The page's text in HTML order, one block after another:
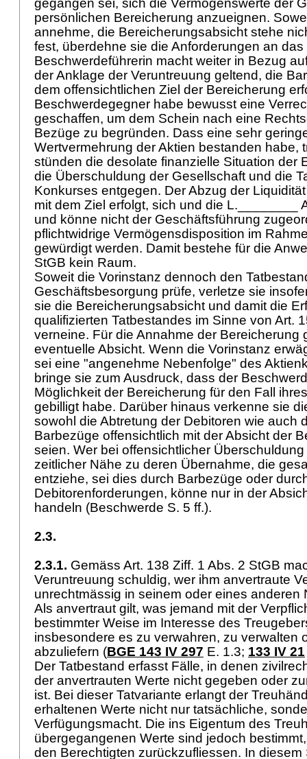
gegangen sei, sich die Vermögenswerte der
persönlichen Bereicherung anzueignen.
annehme, die Bereicherungsabsicht stehe
fest, überdehne sie die Anforderungen an
Beschwerdeführerin macht weiter in Bezug
der Anklage der Veruntreuung geltend, die
dem offensichtlichen Ziel der Bereicherung
Beschwerdegegner habe bewusst eine
geschaffen, um dem Schein nach eine
Bezüge zu begründen. Dass eine sehr
Wertvermehrung der Aktien bestanden habe,
stünden die desolate finanzielle Situation der
die Überschuldung der Gesellschaft und die
Konkurses entgegen. Der Abzug der
mit dem Ziel erfolgt, sich und die L.________
und könne nicht der Geschäftsführung
pflichtwidrige Vermögensdisposition im
gewürdigt werden. Damit bestehe für die
StGB kein Raum.
Soweit die Vorinstanz dennoch den
Geschäftsbesorgung prüfe, verletze sie
sie die Bereicherungsabsicht und damit die
qualifizierten Tatbestandes im Sinne von Art.
verneine. Für die Annahme der Bereicherung
eventuelle Absicht. Wenn die Vorinstanz
sei eine "angenehme Nebenfolge" des
bringe sie zum Ausdruck, dass der
Möglichkeit der Bereicherung für den Fall
gebilligt habe. Darüber hinaus verkenne sie
sowohl die Abtretung der Debitoren wie auch
Barbezüge offensichtlich mit der Absicht der
seien. Wer bei offensichtlicher
zeitlicher Nähe zu deren Übernahme, die
entziehe, sei dies durch Barbezüge oder
Debitorenforderungen, könne nur in der
handeln (Beschwerde S. 5 ff.).
2.3.
2.3.1. Gemäss Art. 138 Ziff. 1 Abs. 2 StGB
Veruntreuung schuldig, wer ihm anvertraute
unrechtmässig in seinem oder eines anderen
Als anvertraut gilt, was jemand mit der
bestimmter Weise im Interesse des
insbesondere es zu verwahren, zu verwalten
abzuliefern (BGE 143 IV 297 E. 1.3; 133 IV 21
Der Tatbestand erfasst Fälle, in denen
der anvertrauten Werte nicht gegeben oder
ist. Bei dieser Tatvariante erlangt der
erhaltenen Werte nicht nur tatsächliche,
Verfügungsmacht. Die ins Eigentum des
übergegangenen Werte sind jedoch
den Berechtigten zurückzufliessen. In diesem